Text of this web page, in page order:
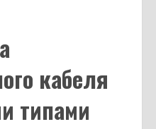
кабеля
типами